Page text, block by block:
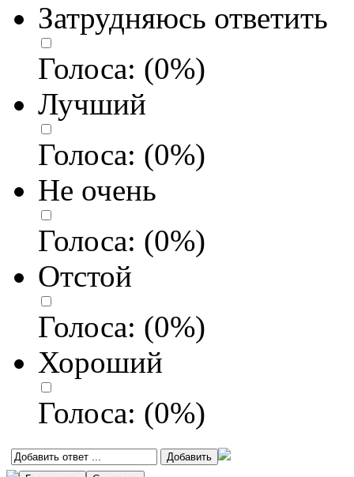
Затрудняюсь ответить
Голоса: (0%)
Лучший
Голоса: (0%)
Не очень
Голоса: (0%)
Отстой
Голоса: (0%)
Хороший
Голоса: (0%)